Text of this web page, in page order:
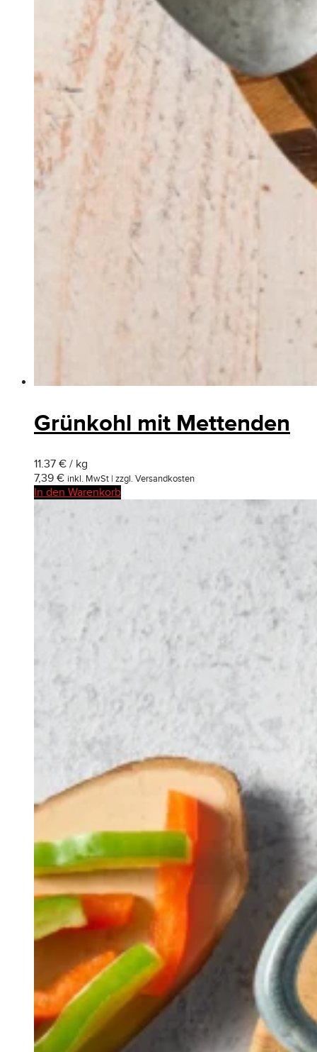
Grünkohl mit Mettenden
11.37 € / kg
7,39 € inkl. MwSt | zzgl. Versandkosten
In den Warenkorb